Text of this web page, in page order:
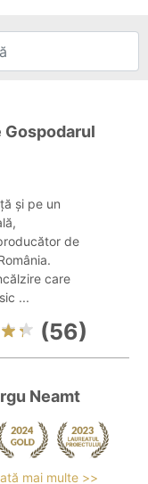
Gospodarul
și pe un
de
care
...
(56)
Neamt
mai multe >>